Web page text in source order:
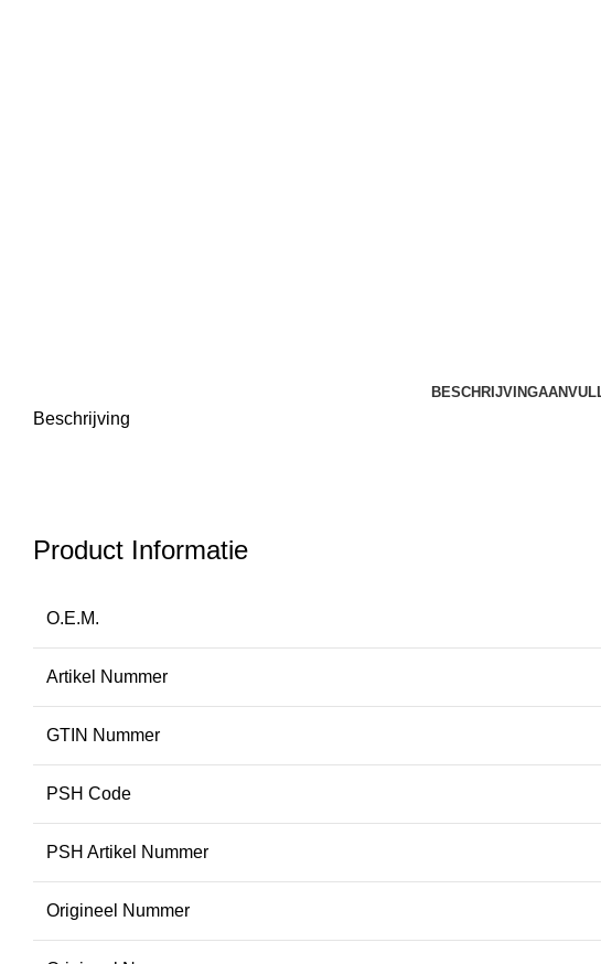
BESCHRIJVING
Beschrijving
Product Informatie
O.E.M.
Artikel Nummer
GTIN Nummer
PSH Code
PSH Artikel Nummer
Origineel Nummer